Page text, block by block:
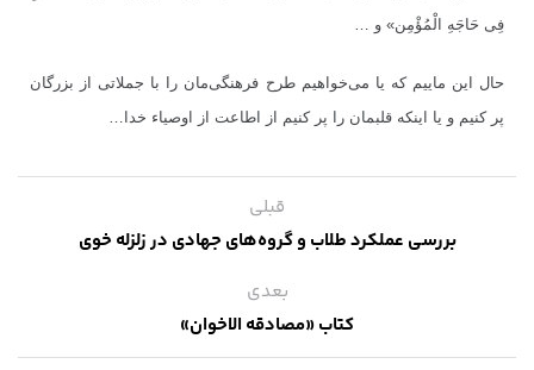
فِی حَاجَهِ الْمُؤْمِن‏» و …
حال این ماییم که یا می‌خواهیم طرح فرهنگی‌مان را با جملاتی از بزرگان
پر کنیم و یا اینکه قلبمان را پر کنیم از اطاعت از اوصیاء خدا…
قبلی
بررسی عملکرد طلاب و گروه‌های جهادی در زلزله خوی
بعدی
کتاب «مصادقه الاخوان»